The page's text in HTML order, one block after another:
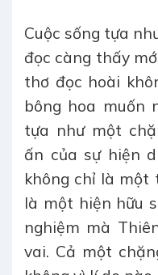
Cuộc sống tựa
đọc càng thấy
thơ đọc hoài
bông hoa muốn
tựa như một
ấn của sự hiện
không chỉ là một
là một hiện hữu
nghiệm mà
vai. Cả một